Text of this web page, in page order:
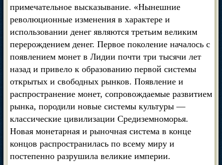
примечательное высказывание. «Нынешние
революционные изменения в характере и
использовании денег являются третьим великим
перерождением денег. Первое поколение началось с
появлением монет в Лидии почти три тысячи лет
назад и привело к образованию первой системы
открытых и свободных рынков. Появление и
распространение монет, сопровождаемые развитием
рынка, породили новые системы культуры —
классические цивилизации Средиземноморья.
Новая монетарная и рыночная система в конце
концов распространилась по всему миру и
постепенно разрушила великие империи.